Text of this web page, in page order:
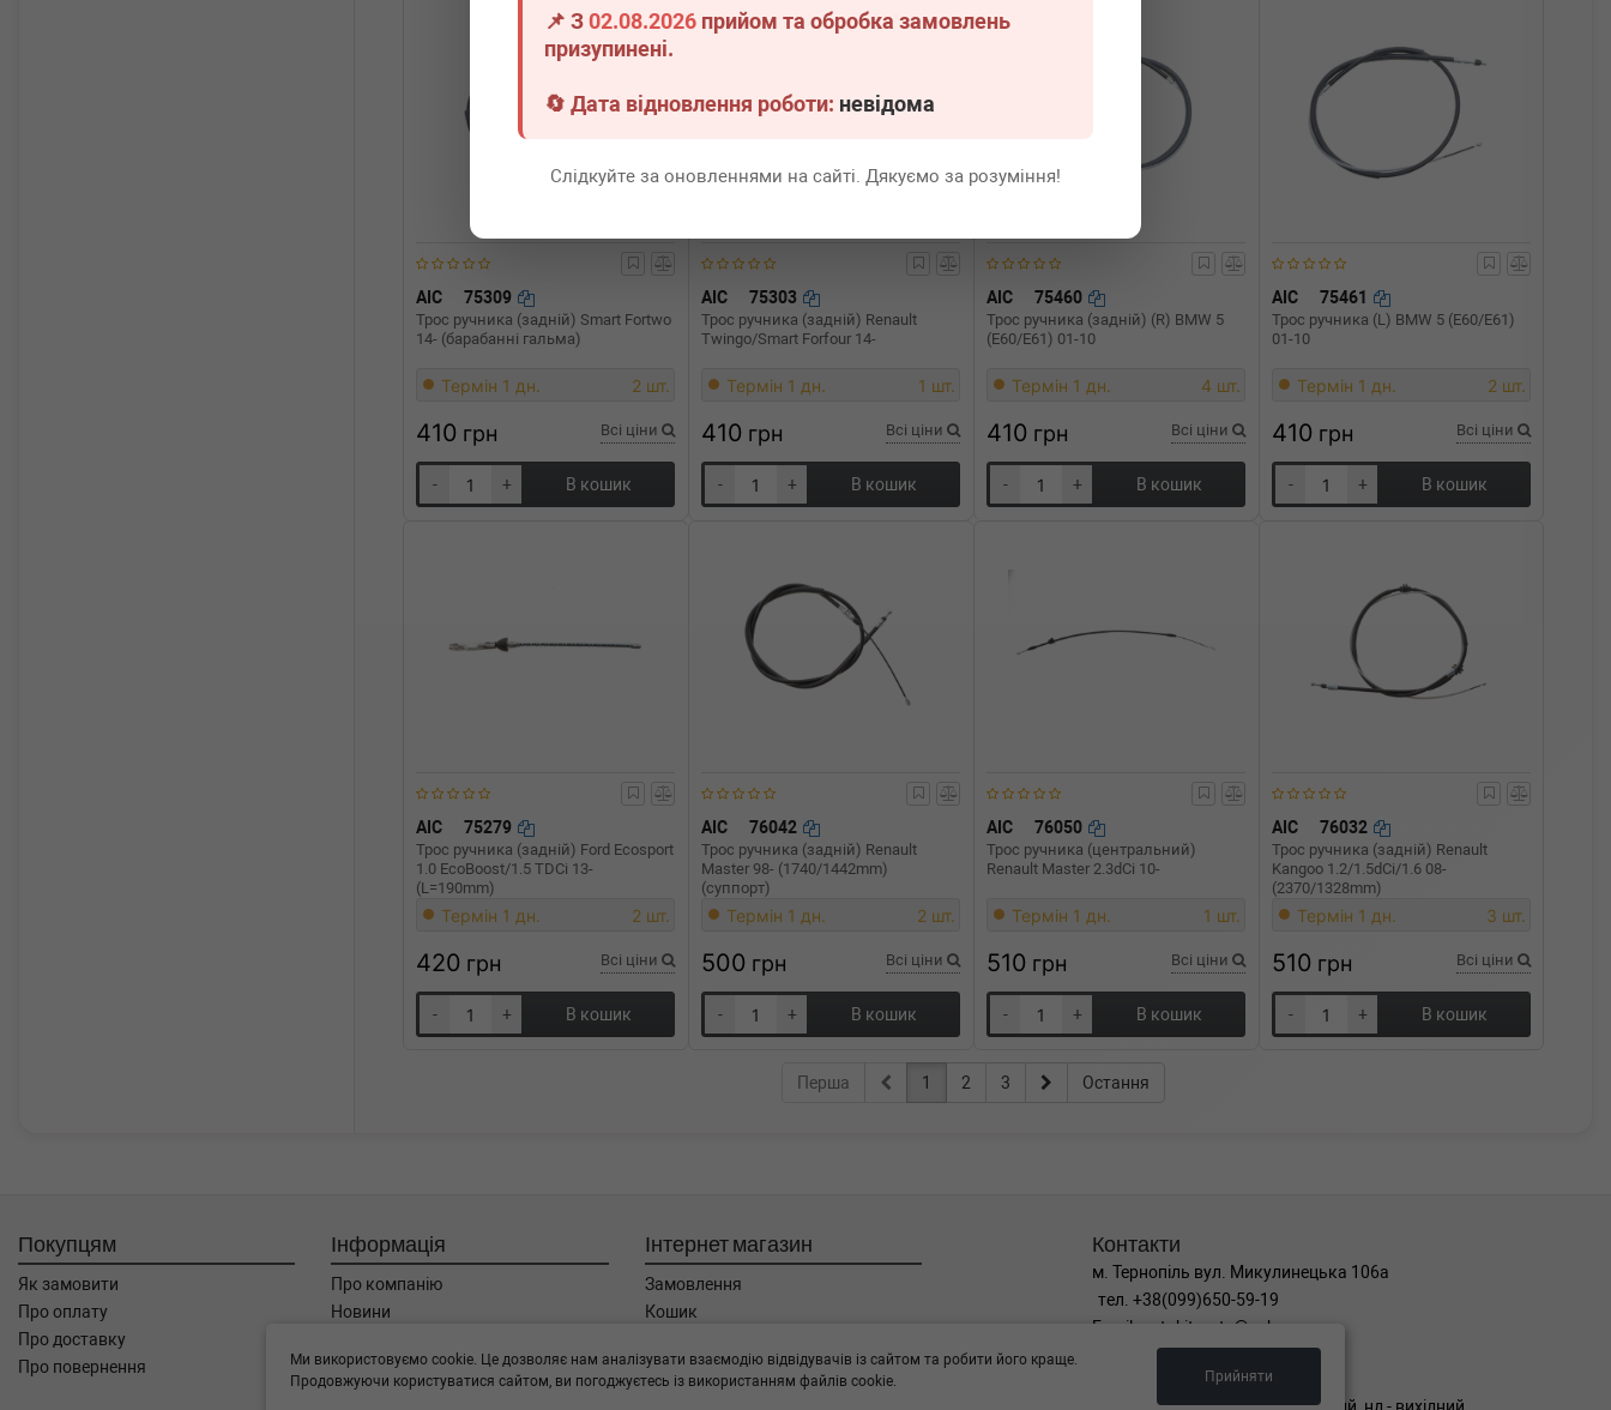
📌 З02.08.2026 прийом та обробка замовлень
призупинені.
🔄 Дата відновлення роботи: невідома
Слідкуйте за оновленнями на сайті. Дякуємо за розуміння!
AIC 75309
Трос ручника (задній) Smart Fortwo
14- (барабанні гальма)
Термін 1 дн. 2 шт.
410 грн Всі ціни
- + В кошик
AIC 75303
Трос ручника (задній) Renault
Twingo/Smart Forfour 14-
Термін 1 дн. 1 шт.
410 грн Всі ціни
- + В кошик
AIC 75460
Трос ручника (задній) (R) BMW 5
(E60/E61) 01-10
Термін 1 дн. 4 шт.
410 грн Всі ціни
- + В кошик
AIC 75461
Трос ручника (L) BMW 5 (E60/E61)
01-10
Термін 1 дн. 2 шт.
410 грн Всі ціни
- + В кошик
AIC 75279
Трос ручника (задній) Ford Ecosport
1.0 EcoBoost/1.5 TDCi 13-
(L=190mm)
Термін 1 дн. 2 шт.
420 грн Всі ціни
- + В кошик
AIC 76042
Трос ручника (задній) Renault
Master 98- (1740/1442mm)
(суппорт)
Термін 1 дн. 2 шт.
500 грн Всі ціни
- + В кошик
AIC 76050
Трос ручника (центральний)
Renault Master 2.3dCi 10-
Термін 1 дн. 1 шт.
510 грн Всі ціни
- + В кошик
AIC 76032
Трос ручника (задній) Renault
Kangoo 1.2/1.5dCi/1.6 08-
(2370/1328mm)
Термін 1 дн. 3 шт.
510 грн Всі ціни
- + В кошик
Перша 1 2 3 Остання
Покупцям
Як замовити
Про оплату
Про доставку
Про повернення
Інформація
Про компанію
Новини
Угода користувача
Контакти
Інтернет магазин
Замовлення
Кошик
Каталог товарів
Контакти
м. Тернопіль вул. Микулинецька 106а
тел. +38(099)650-59-19
Email. autokitparts@yahoo.com
Графік роботи
Ми використовуємо cookie. Це дозволяє нам аналізувати взаємодію відвідувачів із сайтом та робити його краще.
Продовжуючи користуватися сайтом, ви погоджуєтесь із використанням файлів cookie.
Прийняти